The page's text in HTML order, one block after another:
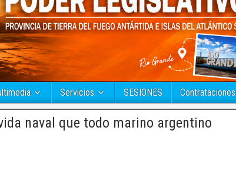
Servicios SESIONES Contrataciones
naval que todo marino argentino